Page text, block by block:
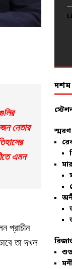
নেতার
এমন
প্রাচীন
তা দখল
দশম
স্মরণ